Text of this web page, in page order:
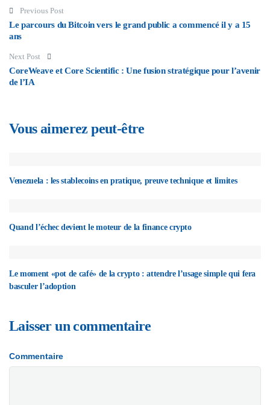
Post navigation
Previous Post
Le parcours du Bitcoin vers le grand public a commencé il y a 15
ans
Next Post
CoreWeave et Core Scientific : Une fusion stratégique pour l’avenir
de l’IA
Vous aimerez peut-être
Venezuela : les stablecoins en pratique, preuve technique et limites
Quand l’échec devient le moteur de la finance crypto
Le moment «pot de café» de la crypto : attendre l’usage simple qui fera
basculer l’adoption
Laisser un commentaire
Commentaire